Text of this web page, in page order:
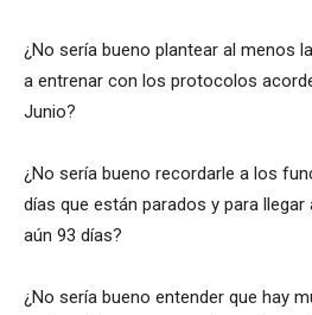
¿No sería bueno plantear al menos
a entrenar con los protocolos
Junio?
¿No sería bueno recordarle a los
días que están parados y para
aún 93 días?
¿No sería bueno entender que hay